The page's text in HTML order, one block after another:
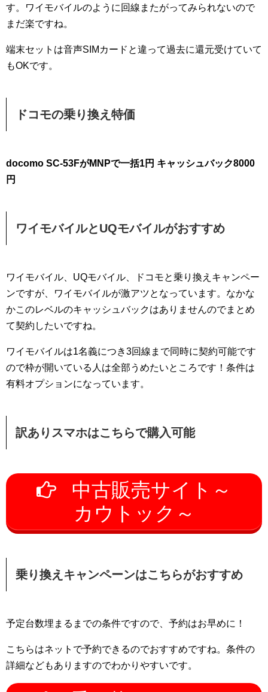
す。ワイモバイルのように回線またがってみられないので
まだ楽ですね。
端末セットは音声SIMカードと違って過去に還元受けていて
もOKです。
ドコモの乗り換え特価
docomo SC-53FがMNPで一括1円 キャッシュバック8000
円
ワイモバイルとUQモバイルがおすすめ
ワイモバイル、UQモバイル、ドコモと乗り換えキャンペー
ンですが、ワイモバイルが激アツとなっています。なかな
かこのレベルのキャッシュバックはありませんのでまとめ
て契約したいですね。
ワイモバイルは1名義につき3回線まで同時に契約可能です
ので枠が開いている人は全部うめたいところです！条件は
有料オプションになっています。
訳ありスマホはこちらで購入可能
中古販売サイト～
カウトック～
乗り換えキャンペーンはこちらがおすすめ
予定台数埋まるまでの条件ですので、予約はお早めに！
こちらはネットで予約できるのでおすすめですね。条件の
詳細などもありますのでわかりやすいです。